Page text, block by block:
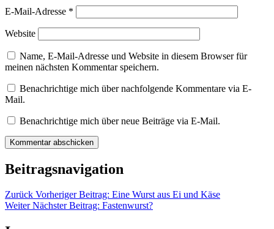
E-Mail-Adresse *
Website
Name, E-Mail-Adresse und Website in diesem Browser für
meinen nächsten Kommentar speichern.
Benachrichtige mich über nachfolgende Kommentare via E-
Mail.
Benachrichtige mich über neue Beiträge via E-Mail.
Beitragsnavigation
Zurück Vorheriger Beitrag: Eine Wurst aus Ei und Käse
Weiter Nächster Beitrag: Fastenwurst?